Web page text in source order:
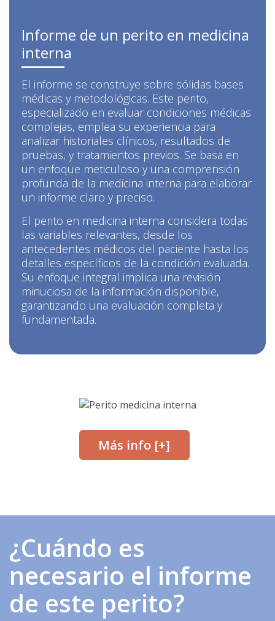
Informe de un perito en medicina
interna
El informe se construye sobre sólidas bases
médicas y metodológicas. Este perito,
especializado en evaluar condiciones médicas
complejas, emplea su experiencia para
analizar historiales clínicos, resultados de
pruebas, y tratamientos previos. Se basa en
un enfoque meticuloso y una comprensión
profunda de la medicina interna para elaborar
un informe claro y preciso.
El perito en medicina interna considera todas
las variables relevantes, desde los
antecedentes médicos del paciente hasta los
detalles específicos de la condición evaluada.
Su enfoque integral implica una revisión
minuciosa de la información disponible,
garantizando una evaluación completa y
fundamentada.
Más info [+]
¿Cuándo es
necesario el informe
de este perito?